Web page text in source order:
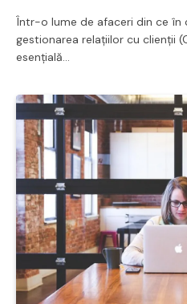
Într-o lume de afaceri din ce în
gestionarea relațiilor cu clienții
esențială…